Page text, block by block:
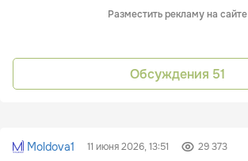
Разместить рекламу на сайте
Обсуждения 51
Moldova1 11 июня 2026, 13:51 29 373